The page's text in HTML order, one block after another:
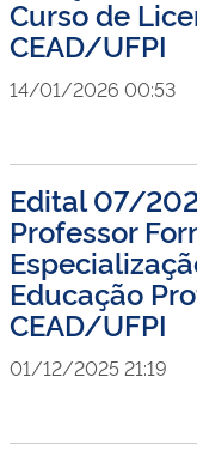
Curso de
CEAD/UFPI
14/01/2026 00:53
Edital 07/
Professor
Educação
CEAD/UFPI
01/12/2025 21:19